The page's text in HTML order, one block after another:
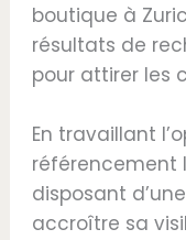
boutique à
résultats de
pour attirer les
En travaillant
référencement
disposant
accroître sa